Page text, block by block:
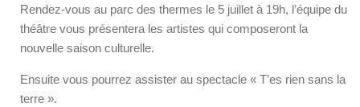
Rendez-vous au parc des thermes le 5 juillet à 19h, l’équipe du
théâtre vous présentera les artistes qui composeront la
nouvelle saison culturelle.
Ensuite vous pourrez assister au spectacle « T’es rien sans la
terre ».